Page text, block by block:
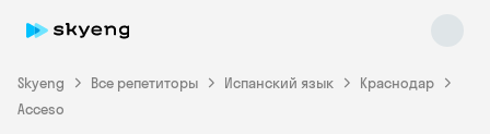
Skyeng Все репетиторы Испанский язык
Краснодар
Acceso